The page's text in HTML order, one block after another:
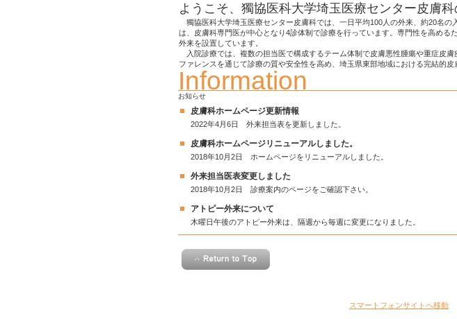
ようこそ、獨協医科大学埼玉医療センター皮膚科
獨協医科大学埼玉医療センター皮膚科では、一日平均100人の外来、約20名の
は、皮膚科専門医が中心となり4診体制で診療を行っています。専門性を高める
外来を設置しています。
入院診療では、複数の担当医で構成するテーム体制で皮膚悪性腫瘍や重症皮
ファレンスを通じて診療の質や安全性を高め、埼玉県東部地域における完結的皮
Information
お知らせ
皮膚科ホームページ更新情報
2022年4月6日 外来担当表を更新しました。
皮膚科ホームページリニューアルしました。
2018年10月2日 ホームページをリニューアルしました。
外来担当医表変更しました
2018年10月2日 診療案内のページをご確認下さい。
アトピー外来について
木曜日午後のアトピー外来は、隔週から毎週に変更になりました。
スマートフォンサイトへ移動